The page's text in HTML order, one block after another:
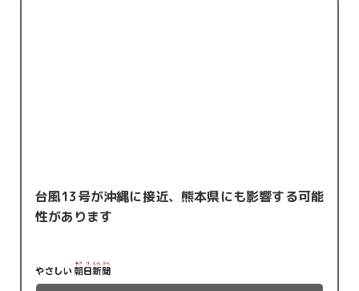
台風13号が沖縄に接近、熊本県にも影響する可能
性があります